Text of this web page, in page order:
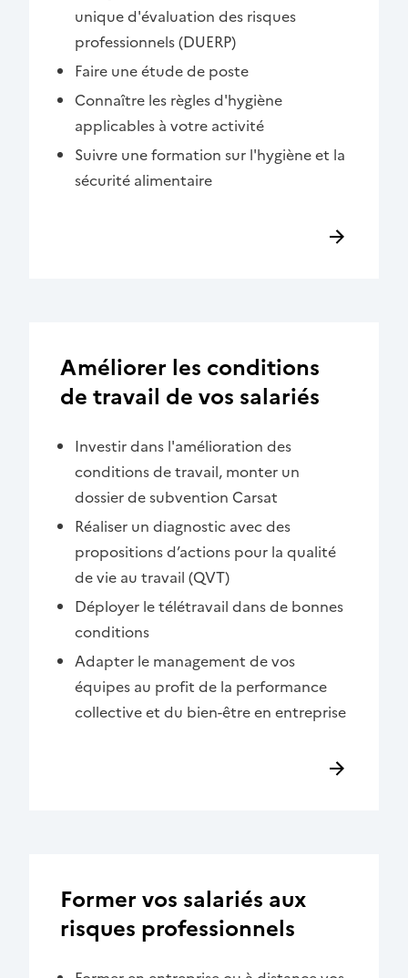
unique d'évaluation des risques
professionnels (DUERP)
Faire une étude de poste
Connaître les règles d'hygiène
applicables à votre activité
Suivre une formation sur l'hygiène et la
sécurité alimentaire
Améliorer les conditions
de travail de vos salariés
Investir dans l'amélioration des
conditions de travail, monter un
dossier de subvention Carsat
Réaliser un diagnostic avec des
propositions d’actions pour la qualité
de vie au travail (QVT)
Déployer le télétravail dans de bonnes
conditions
Adapter le management de vos
équipes au profit de la performance
collective et du bien-être en entreprise
Former vos salariés aux
risques professionnels